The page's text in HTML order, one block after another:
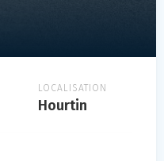
LOCALISATION
Hourtin